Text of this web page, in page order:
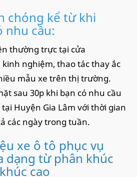
chóng kể từ khi
nhu cầu:
thường trực tại cửa
nghiệm, thao tác thay ắc
mẫu xe trên thị trường.
sau 30p khi bạn có nhu cầu
Huyện Gia Lâm với thời gian
các ngày trong tuần.
xe ô tô phục vụ
dạng từ phân khúc
cao